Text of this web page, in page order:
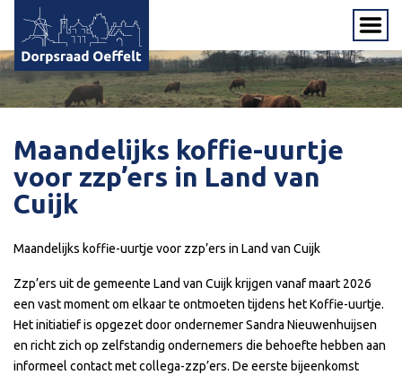
Maandelijks koffie-uurtje
voor zzp’ers in Land van
Cuijk
Maandelijks koffie-uurtje voor zzp’ers in Land van Cuijk
Zzp’ers uit de gemeente Land van Cuijk krijgen vanaf maart 2026
een vast moment om elkaar te ontmoeten tijdens het Koffie-uurtje.
Het initiatief is opgezet door ondernemer Sandra Nieuwenhuijsen
en richt zich op zelfstandig ondernemers die behoefte hebben aan
informeel contact met collega-zzp’ers. De eerste bijeenkomst